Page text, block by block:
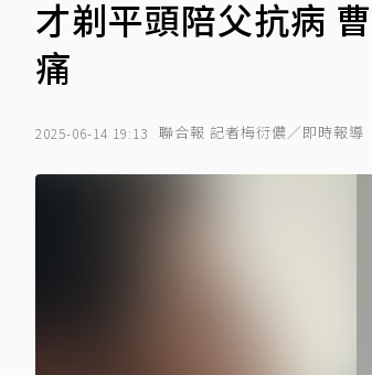
才剃平頭陪父抗病
痛
2025-06-14 19:13 聯合報 記者梅衍儂／即時報導